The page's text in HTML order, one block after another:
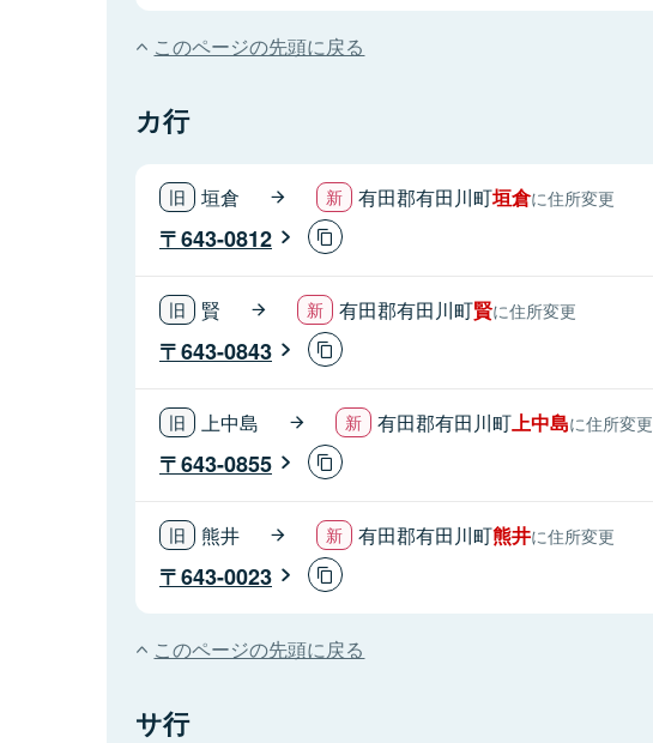
このページの先頭に戻る
カ行
垣倉 有田郡有田川町垣倉に住所変更
643-0812
賢 有田郡有田川町賢に住所変更
643-0843
上中島 有田郡有田川町上中島に住所変更
643-0855
熊井 有田郡有田川町熊井に住所変更
643-0023
このページの先頭に戻る
サ行